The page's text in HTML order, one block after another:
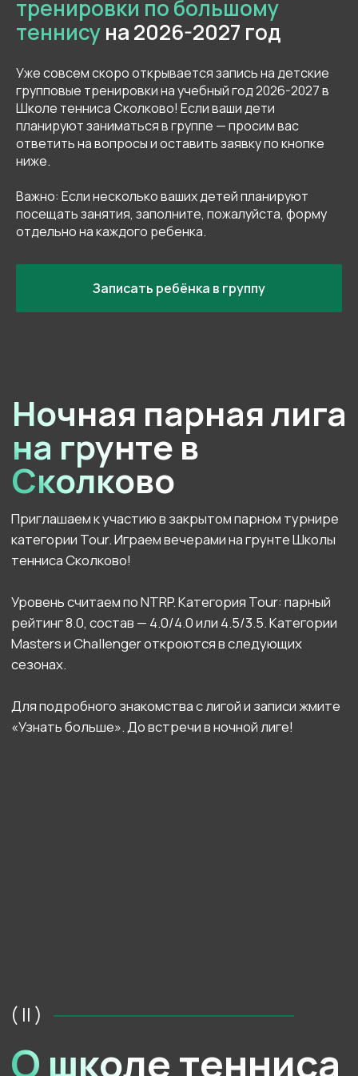
тренировки по большому
теннисуна 2026-2027 год
Уже совсем скоро открывается запись на детские
групповые тренировки на учебный год 2026-2027 в
Школе тенниса Сколково! Если ваши дети
планируют заниматься в группе — просим вас
ответить на вопросы и оставить заявку по кнопке
ниже.
Важно: Если несколько ваших детей планируют
посещать занятия, заполните, пожалуйста, форму
отдельно на каждого ребенка.
Записать ребёнка в группу
Узнать больше
«Узнать больше». До встречи в ночной лиге!
О школе тенниса
в живописном закрытом районе Сколково.
( II )
ШКОЛА ТЕННИСА СКОЛКОВО СОЗДАНА
ДЛЯ НАЧИНАЮЩИХ ИГРОКОВ, ЛЮБИТЕЛЕЙ ТЕННИСА
СО СТАЖЕМ, А ТАКЖЕ ДЛЯ ПРОФЕССИОНАЛЬНЫХ
Посмотрите короткий ролик и оцените
все удобства нашей школы